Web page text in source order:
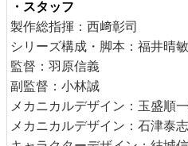
・スタッフ
製作総指揮：西﨑彰司
シリーズ構成・脚本：福井晴敏
監督：羽原信義
副監督：小林誠
メカニカルデザイン：玉盛順
メカニカルデザイン：石津泰志